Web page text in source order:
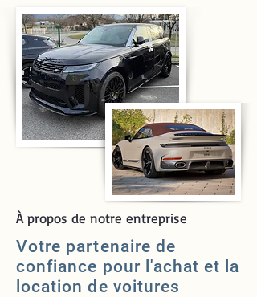
À propos de notre entreprise
Votre partenaire de
confiance pour l'achat et la
location de voitures